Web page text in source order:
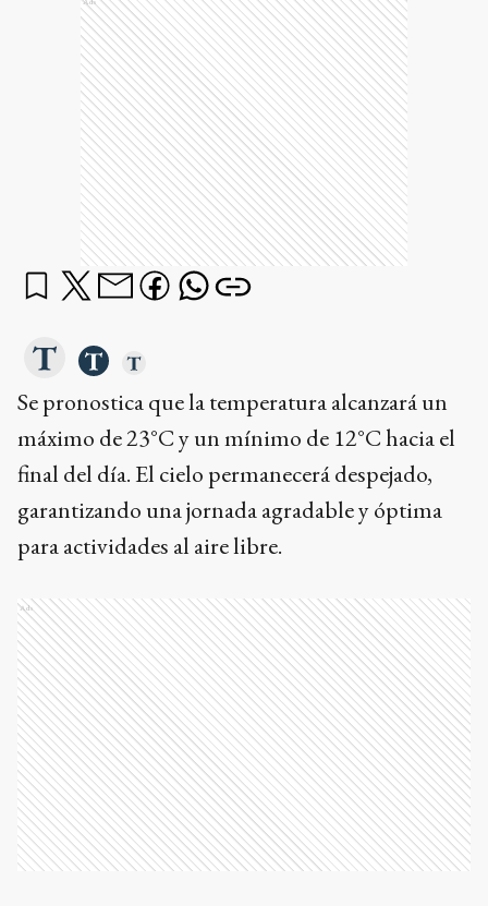
Se pronostica que la temperatura alcanzará un
máximo de 23°C y un mínimo de 12°C hacia el
final del día. El cielo permanecerá despejado,
garantizando una jornada agradable y óptima
para actividades al aire libre.
Ads